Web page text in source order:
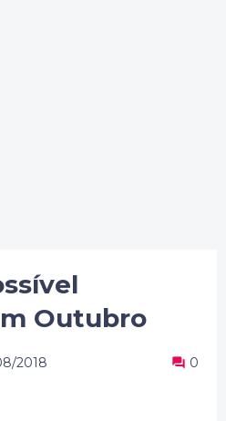
Outubro
2018 0